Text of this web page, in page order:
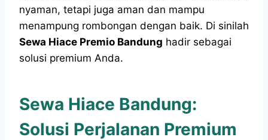
nyaman, tetapi juga aman dan mampu
menampung rombongan dengan baik. Di sinilah
Sewa Hiace Premio Bandung hadir sebagai
solusi premium Anda.
Sewa Hiace Bandung:
Solusi Perjalanan Premium